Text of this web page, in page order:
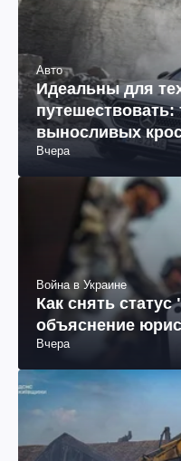
Авто
Идеальны для
выносливых
Вчера
Война в Украине
Как снять
объяснение
Вчера